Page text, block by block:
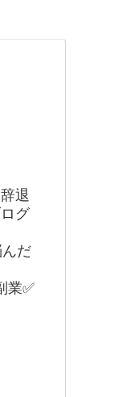
退
グ
んだ
業✅